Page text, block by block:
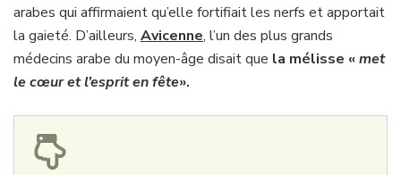
arabes qui affirmaient qu’elle fortifiait les nerfs et apportait
la gaieté. D’ailleurs, Avicenne, l’un des plus grands
médecins arabe du moyen-âge disait que la mélisse «met
le cœur et l’esprit en fête».